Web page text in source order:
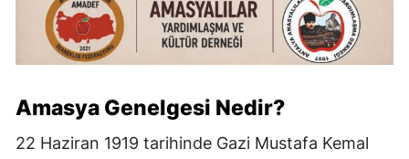
Amasya Genelgesi Nedir?
22 Haziran 1919 tarihinde Gazi Mustafa Kemal